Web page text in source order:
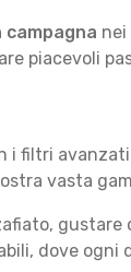
nei
piacevoli
filtri
vasta
dove